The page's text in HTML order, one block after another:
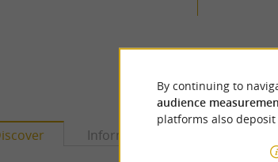
Information
By continuing to
audience
platforms also deposit